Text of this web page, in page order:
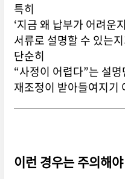
특히
‘지금 왜 납부가 어려운
서류로 설명할 수 있는
단순히
“사정이 어렵다”는 설
재조정이 받아들여지기
이런 경우는 주의해